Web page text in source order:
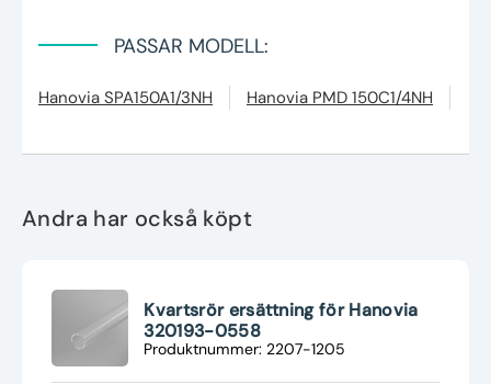
PASSAR MODELL:
Hanovia SPA150A1/3NH Hanovia PMD 150C1/4NH
Andra har också köpt
Kvartsrör ersättning för Hanovia
320193-0558
Produktnummer: 2207-1205